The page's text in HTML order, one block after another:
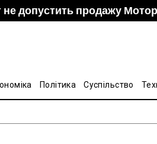
допустить продажу
украинско-китайской
и DCH Group подали
на стальные трубы
Політика Суспільство